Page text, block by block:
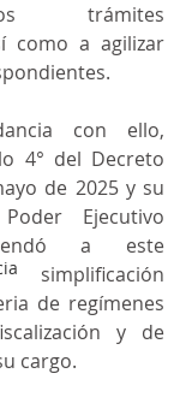
trámites
como a agilizar
con ello,
4° del Decreto
de 2025 y su
Ejecutivo
a este
de regímenes
y de
cargo.